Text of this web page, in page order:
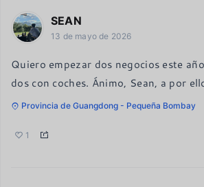
SEAN
13 de mayo de 2026
Quiero empezar dos negocios este
dos con coches. Ánimo, Sean, a por
Provincia de Guangdong - Pequeña Bombay
1